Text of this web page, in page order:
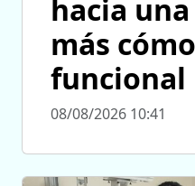
hacia
más
funcional
08/08/2026 10:41